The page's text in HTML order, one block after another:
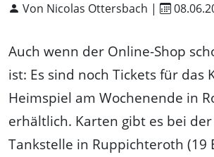
Von Nicolas Ottersbach |
Auch wenn der Online-Shop
ist: Es sind noch Tickets für das
Heimspiel am Wochenende in
erhältlich. Karten gibt es bei
Tankstelle in Ruppichteroth (19